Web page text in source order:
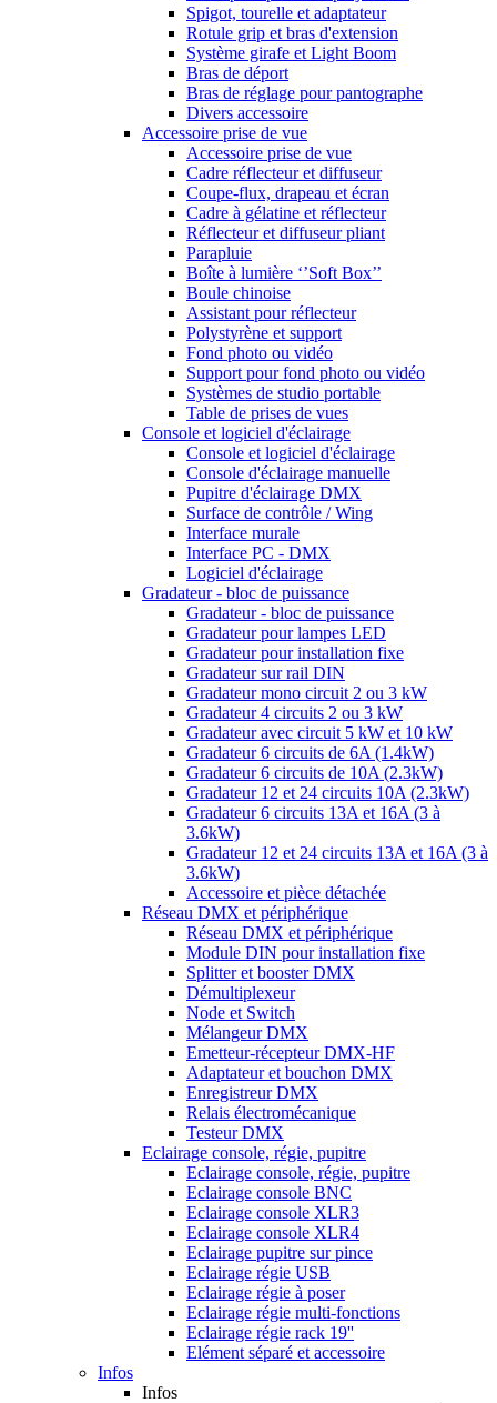
Spigot, tourelle et adaptateur
Rotule grip et bras d'extension
Système girafe et Light Boom
Bras de déport
Bras de réglage pour pantographe
Divers accessoire
Accessoire prise de vue
Accessoire prise de vue
Cadre réflecteur et diffuseur
Coupe-flux, drapeau et écran
Cadre à gélatine et réflecteur
Réflecteur et diffuseur pliant
Parapluie
Boîte à lumière ‘’Soft Box’’
Boule chinoise
Assistant pour réflecteur
Polystyrène et support
Fond photo ou vidéo
Support pour fond photo ou vidéo
Systèmes de studio portable
Table de prises de vues
Console et logiciel d'éclairage
Console et logiciel d'éclairage
Console d'éclairage manuelle
Pupitre d'éclairage DMX
Surface de contrôle / Wing
Interface murale
Interface PC - DMX
Logiciel d'éclairage
Gradateur - bloc de puissance
Gradateur - bloc de puissance
Gradateur pour lampes LED
Gradateur pour installation fixe
Gradateur sur rail DIN
Gradateur mono circuit 2 ou 3 kW
Gradateur 4 circuits 2 ou 3 kW
Gradateur avec circuit 5 kW et 10 kW
Gradateur 6 circuits de 6A (1.4kW)
Gradateur 6 circuits de 10A (2.3kW)
Gradateur 12 et 24 circuits 10A (2.3kW)
Gradateur 6 circuits 13A et 16A (3 à
3.6kW)
Gradateur 12 et 24 circuits 13A et 16A (3 à
3.6kW)
Accessoire et pièce détachée
Réseau DMX et périphérique
Réseau DMX et périphérique
Module DIN pour installation fixe
Splitter et booster DMX
Démultiplexeur
Node et Switch
Mélangeur DMX
Emetteur-récepteur DMX-HF
Adaptateur et bouchon DMX
Enregistreur DMX
Relais électromécanique
Testeur DMX
Eclairage console, régie, pupitre
Eclairage console, régie, pupitre
Eclairage console BNC
Eclairage console XLR3
Eclairage console XLR4
Eclairage pupitre sur pince
Eclairage régie USB
Eclairage régie à poser
Eclairage régie multi-fonctions
Eclairage régie rack 19''
Elément séparé et accessoire
Infos
Infos